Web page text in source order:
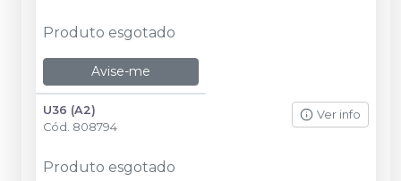
Produto esgotado
Avise-me
U36 (A2)
Cód. 808794
Ver info
Produto esgotado